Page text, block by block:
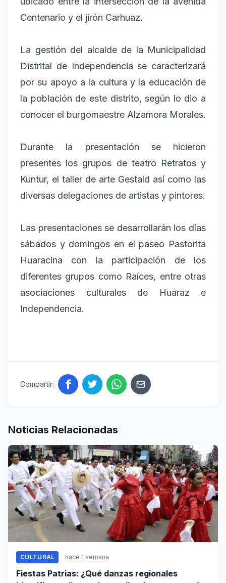
Centenario y el jirón Carhuaz.
La gestión del alcalde de la Municipalidad
Distrital de Independencia se caracterizará
por su apoyo a la cultura y la educación de
la población de este distrito, según lo dio a
conocer el burgomaestre Alzamora Morales.
Durante la presentación se hicieron
presentes los grupos de teatro Retratos y
Kuntur, el taller de arte Gestald así como las
diversas delegaciones de artistas y pintores.
Las presentaciones se desarrollarán los días
sábados y domingos en el paseo Pastorita
Huaracina con la participación de los
diferentes grupos como Raíces, entre otras
asociaciones culturales de Huaraz e
Independencia.
Compartir:
Noticias Relacionadas
CULTURAL hace 1 semana
Fiestas Patrias: ¿Qué danzas regionales